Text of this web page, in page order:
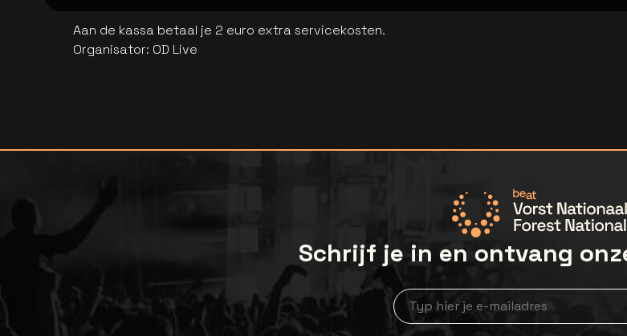
Aan de kassa betaal je 2 euro extra servicekosten.
Organisator: OD Live
Schrijf je in en ontvang
Nieuwsbrief aanmelding